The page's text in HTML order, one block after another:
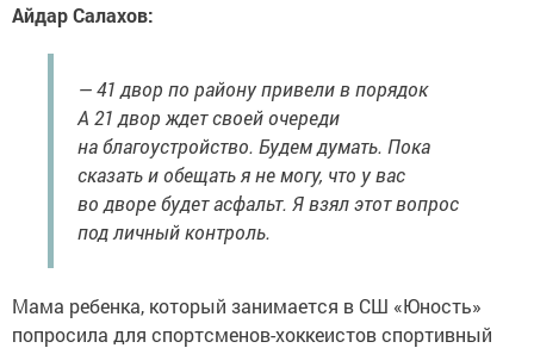
Айдар Салахов:
— 41 двор по району привели в порядок
А 21 двор ждет своей очереди
на благоустройство. Будем думать. Пока
сказать и обещать я не могу, что у вас
во дворе будет асфальт. Я взял этот вопрос
под личный контроль.
Мама ребенка, который занимается в СШ «Юность»
попросила для спортсменов-хоккеистов спортивный